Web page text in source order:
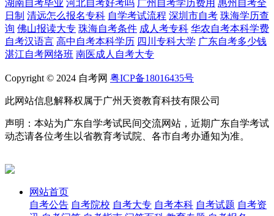
湖南自考毕业 河北自考好考吗 广州自考学历费用 惠州自考全
日制 清远怎么报名专科 自学考试流程 深圳市自考 珠海学历查
询 佛山报读大专 珠海自考条件 成人考专科 华农自考本科学费
自考汉语言 高中自考本科学历 四川专科大学 广东自考多少钱
湛江自考网络班 南医成人自考大专
Copyright © 2024 自考网 粤ICP备18016435号
此网站信息解释权属于广州天资教育科技有限公司
声明：本站为广东自学考试民间交流网站，近期广东自学考试
动态请各位考生以省教育考试院、各市自考办通知为准。
网站首页
自考公告 自考院校 自考大专 自考本科 自考试题 自考资